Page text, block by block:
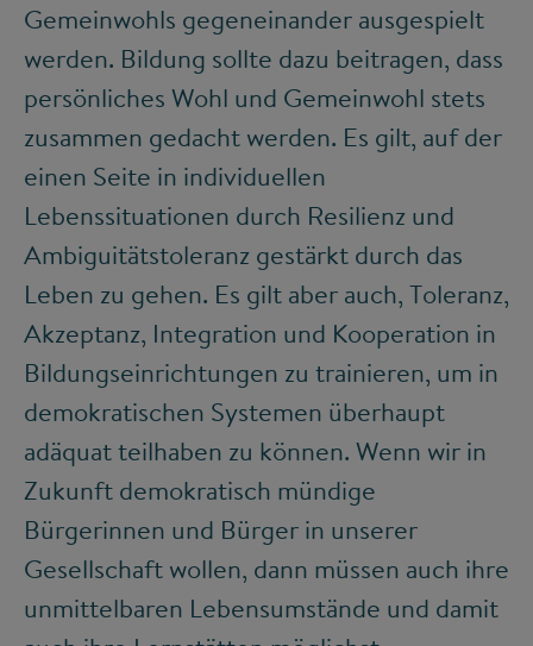
Gemeinwohls gegeneinander ausgespielt
werden. Bildung sollte dazu beitragen, dass
persönliches Wohl und Gemeinwohl stets
zusammen gedacht werden. Es gilt, auf der
einen Seite in individuellen
Lebenssituationen durch Resilienz und
Ambiguitätstoleranz gestärkt durch das
Leben zu gehen. Es gilt aber auch, Toleranz,
Akzeptanz, Integration und Kooperation in
Bildungseinrichtungen zu trainieren, um in
demokratischen Systemen überhaupt
adäquat teilhaben zu können. Wenn wir in
Zukunft demokratisch mündige
Bürgerinnen und Bürger in unserer
Gesellschaft wollen, dann müssen auch ihre
unmittelbaren Lebensumstände und damit